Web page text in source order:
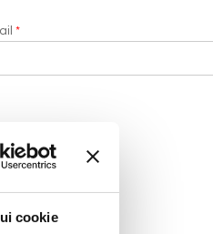
cookie
*